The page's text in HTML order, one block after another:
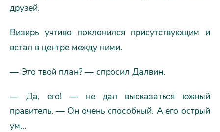
друзей.
Визирь учтиво поклонился присутствующим и
встал в центре между ними.
— Это твой план? — спросил Далвин.
— Да, его! — не дал высказаться южный
правитель. — Он очень способный. А его острый
ум…